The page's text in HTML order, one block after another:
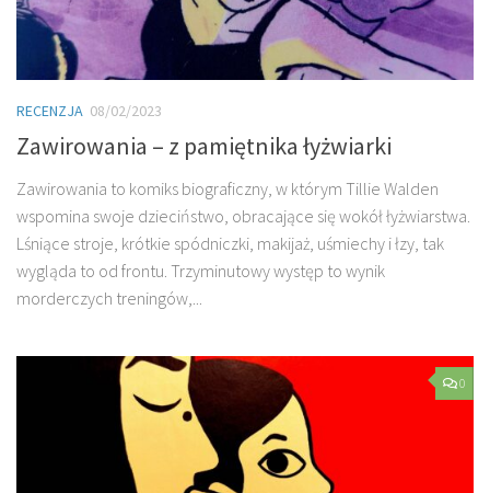
RECENZJA 08/02/2023
Zawirowania – z pamiętnika łyżwiarki
Zawirowania to komiks biograficzny, w którym Tillie Walden
wspomina swoje dzieciństwo, obracające się wokół łyżwiarstwa.
Lśniące stroje, krótkie spódniczki, makijaż, uśmiechy i łzy, tak
wygląda to od frontu. Trzyminutowy występ to wynik
morderczych treningów,...
0